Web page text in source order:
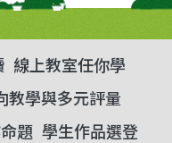
線上教室任你學
教學與多元評量
題 學生作品選登